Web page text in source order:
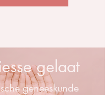
gelaat
geneeskunde